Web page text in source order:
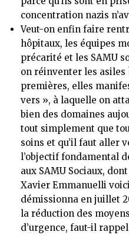
concentration nazis
Veut-on enfin faire
hôpitaux, les équipes
précarité et les SAMU
on réinventer les asiles
premières, elles
vers », à laquelle on
bien des domaines
tout simplement que
soins et qu’il faut aller
l’objectif fondamental
aux SAMU Sociaux,
Xavier Emmanuelli
démissionna en juillet
la réduction des
d’urgence, faut-il